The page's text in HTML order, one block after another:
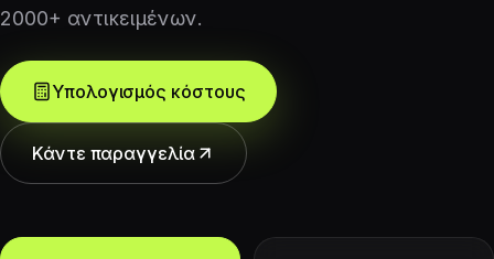
2000+ αντικειμένων.
Υπολογισμός κόστους
Κάντε παραγγελία